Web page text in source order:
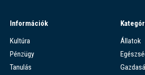
Információk
Kultúra
Pénzügy
Tanulás
Állatok